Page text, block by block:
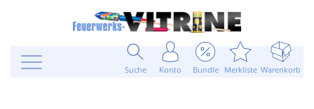
Suche Konto Bundle Merkliste Warenkorb